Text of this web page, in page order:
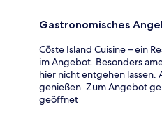
Gastronomisches
Cōste Island Cuisine – ein
im Angebot. Besonders
hier nicht entgehen lassen.
genießen. Zum Angebot
geöffnet